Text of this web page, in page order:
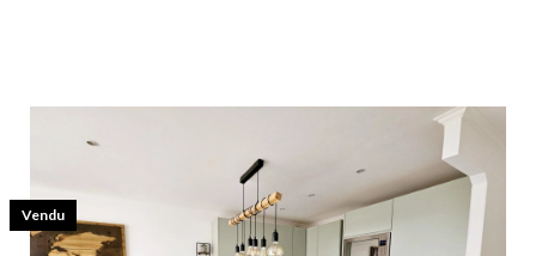
Vendu